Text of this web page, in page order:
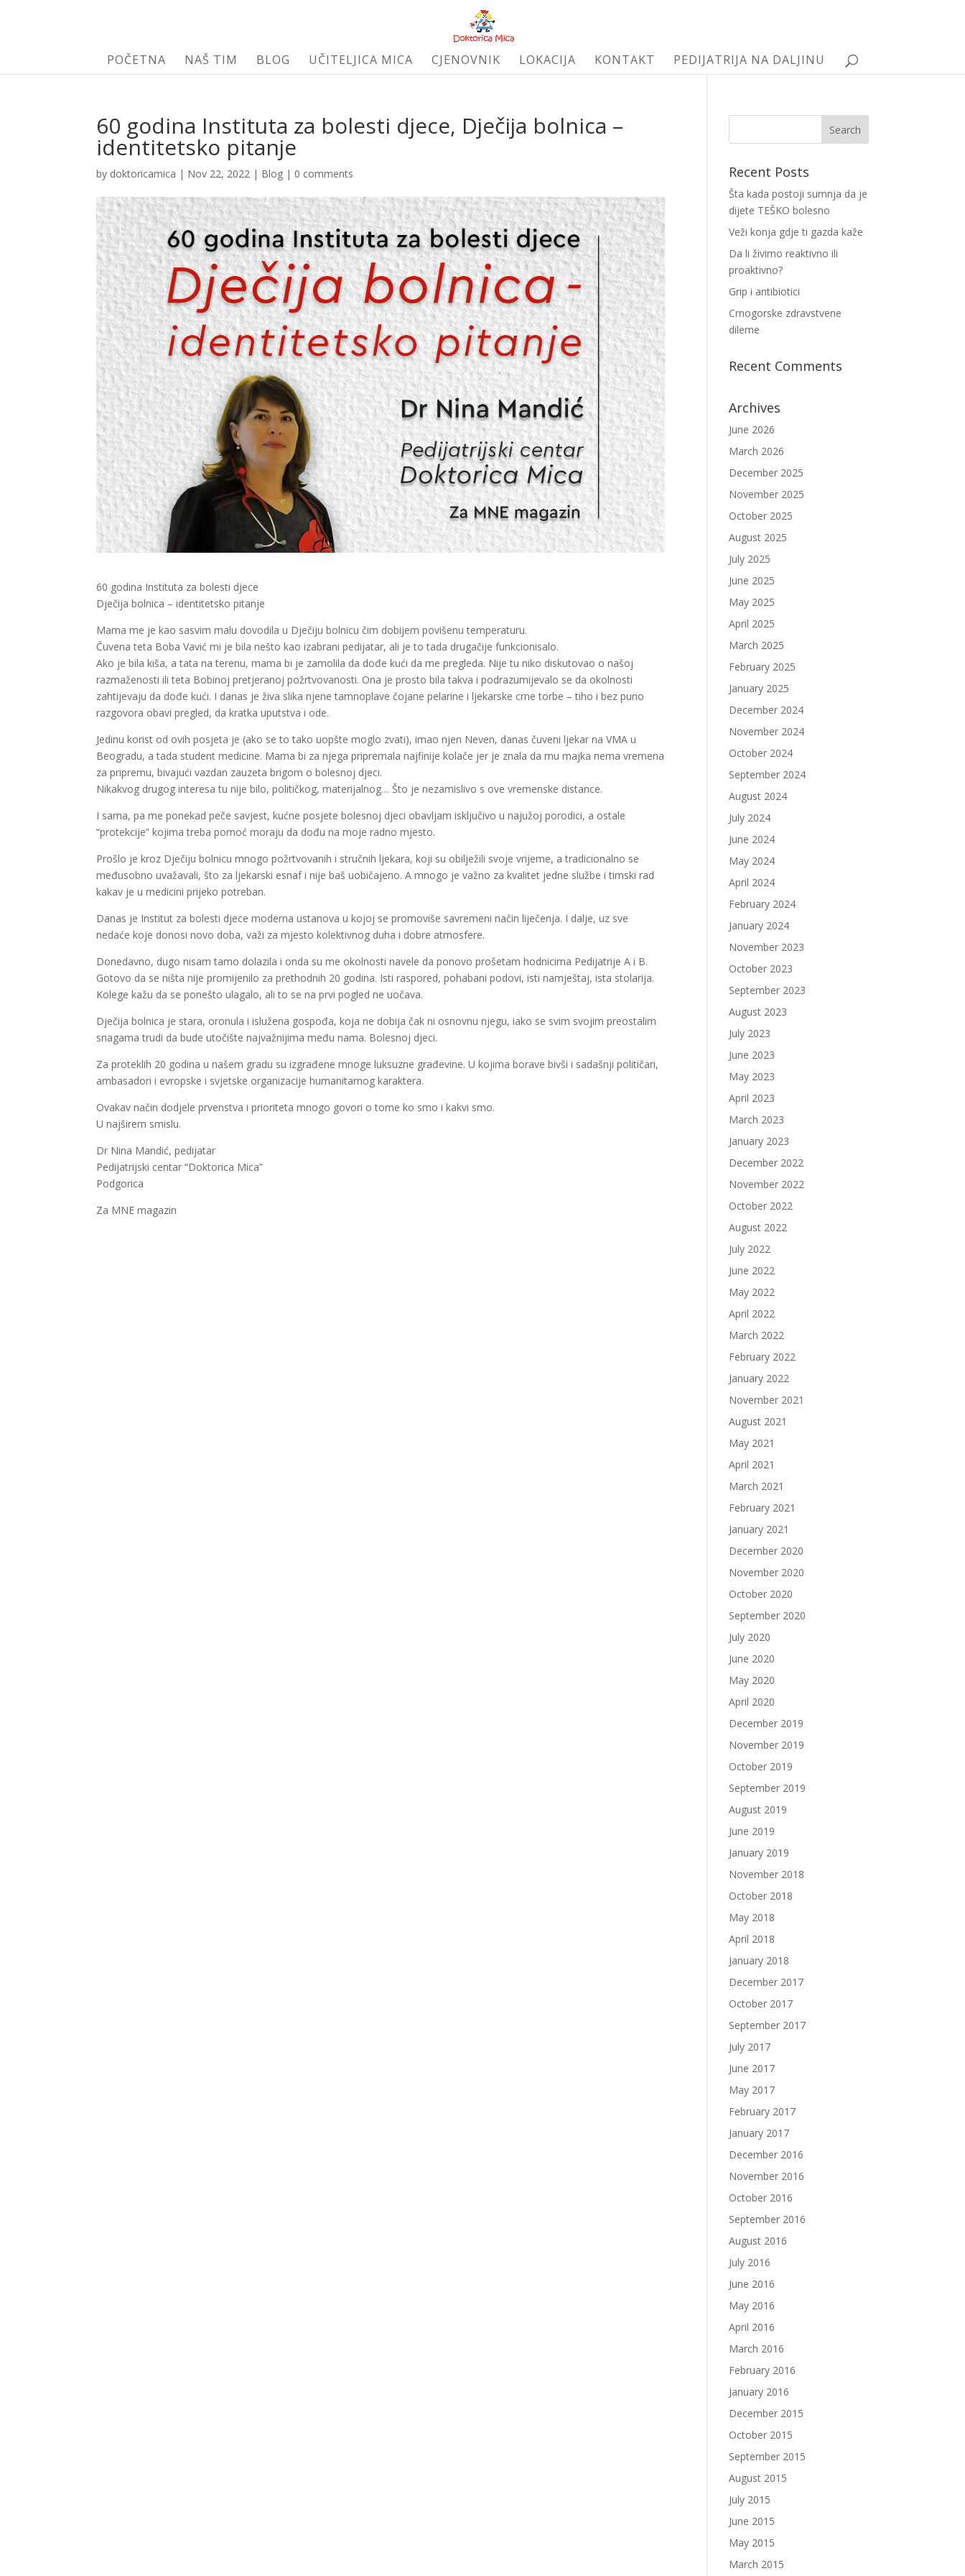
POČETNA NAŠ TIM BLOG UČITELJICA MICA CJENOVNIK LOKACIJA KONTAKT PEDIJATRIJA NA DALJINU
60 godina Instituta za bolesti djece, Dječija bolnica –
identitetsko pitanje
by doktoricamica | Nov 22, 2022 | Blog | 0 comments
60 godina Instituta za bolesti djece
Dječija bolnica – identitetsko pitanje
Mama me je kao sasvim malu dovodila u Dječiju bolnicu čim dobijem povišenu temperaturu.
Čuvena teta Boba Vavić mi je bila nešto kao izabrani pedijatar, ali je to tada drugačije funkcionisalo.
Ako je bila kiša, a tata na terenu, mama bi je zamolila da dođe kući da me pregleda. Nije tu niko diskutovao o našoj
razmaženosti ili teta Bobinoj pretjeranoj požrtvovanosti. Ona je prosto bila takva i podrazumijevalo se da okolnosti
zahtijevaju da dođe kući. I danas je živa slika njene tamnoplave čojane pelarine i ljekarske crne torbe – tiho i bez puno
razgovora obavi pregled, da kratka uputstva i ode.
Jedinu korist od ovih posjeta je (ako se to tako uopšte moglo zvati), imao njen Neven, danas čuveni ljekar na VMA u
Beogradu, a tada student medicine. Mama bi za njega pripremala najfinije kolače jer je znala da mu majka nema vremena
za pripremu, bivajući vazdan zauzeta brigom o bolesnoj djeci.
Nikakvog drugog interesa tu nije bilo, političkog, materijalnog… Što je nezamislivo s ove vremenske distance.
I sama, pa me ponekad peče savjest, kućne posjete bolesnoj djeci obavljam isključivo u najužoj porodici, a ostale
“protekcije” kojima treba pomoć moraju da dođu na moje radno mjesto.
Prošlo je kroz Dječiju bolnicu mnogo požrtvovanih i stručnih ljekara, koji su obilježili svoje vrijeme, a tradicionalno se
međusobno uvažavali, što za ljekarski esnaf i nije baš uobičajeno. A mnogo je važno za kvalitet jedne službe i timski rad
kakav je u medicini prijeko potreban.
Danas je Institut za bolesti djece moderna ustanova u kojoj se promoviše savremeni način liječenja. I dalje, uz sve
nedaće koje donosi novo doba, važi za mjesto kolektivnog duha i dobre atmosfere.
Donedavno, dugo nisam tamo dolazila i onda su me okolnosti navele da ponovo prošetam hodnicima Pedijatrije A i B.
Gotovo da se ništa nije promijenilo za prethodnih 20 godina. Isti raspored, pohabani podovi, isti namještaj, ista stolarija.
Kolege kažu da se ponešto ulagalo, ali to se na prvi pogled ne uočava.
Dječija bolnica je stara, oronula i islužena gospođa, koja ne dobija čak ni osnovnu njegu, iako se svim svojim preostalim
snagama trudi da bude utočište najvažnijima među nama. Bolesnoj djeci.
Za proteklih 20 godina u našem gradu su izgrađene mnoge luksuzne građevine. U kojima borave bivši i sadašnji političari,
ambasadori i evropske i svjetske organizacije humanitarnog karaktera.
Ovakav način dodjele prvenstva i prioriteta mnogo govori o tome ko smo i kakvi smo.
U najširem smislu.
Dr Nina Mandić, pedijatar
Pedijatrijski centar “Doktorica Mica”
Podgorica
Za MNE magazin
Recent Posts
Šta kada postoji sumnja da je
dijete TEŠKO bolesno
Veži konja gdje ti gazda kaže
Da li živimo reaktivno ili
proaktivno?
Grip i antibiotici
Crnogorske zdravstvene
dileme
Recent Comments
Archives
June 2026
March 2026
December 2025
November 2025
October 2025
August 2025
July 2025
June 2025
May 2025
April 2025
March 2025
February 2025
January 2025
December 2024
November 2024
October 2024
September 2024
August 2024
July 2024
June 2024
May 2024
April 2024
February 2024
January 2024
November 2023
October 2023
September 2023
August 2023
July 2023
June 2023
May 2023
April 2023
March 2023
January 2023
December 2022
November 2022
October 2022
August 2022
July 2022
June 2022
May 2022
April 2022
March 2022
February 2022
January 2022
November 2021
August 2021
May 2021
April 2021
March 2021
February 2021
January 2021
December 2020
November 2020
October 2020
September 2020
July 2020
June 2020
May 2020
April 2020
December 2019
November 2019
October 2019
September 2019
August 2019
June 2019
January 2019
November 2018
October 2018
May 2018
April 2018
January 2018
December 2017
October 2017
September 2017
July 2017
June 2017
May 2017
February 2017
January 2017
December 2016
November 2016
October 2016
September 2016
August 2016
July 2016
June 2016
May 2016
April 2016
March 2016
February 2016
January 2016
December 2015
October 2015
September 2015
August 2015
July 2015
June 2015
May 2015
March 2015